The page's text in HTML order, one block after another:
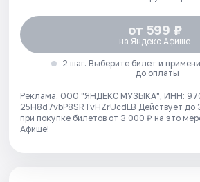
от 599 ₽
на Яндекс Афише
2 шаг. Выберите билет и
до оплаты
Реклама. ООО "ЯНДЕКС МУЗЫКА", ИНН:
25H8d7vbP8SRTvHZrUcdLB Действует до
при покупке билетов от 3 000 ₽ на это
Афише!